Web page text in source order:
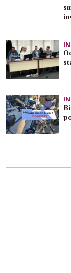
IN
IN